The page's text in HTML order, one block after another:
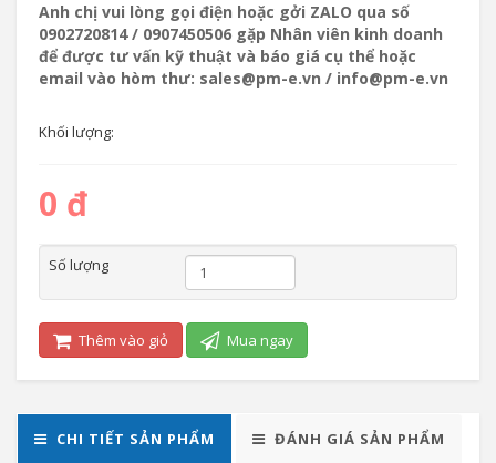
Anh chị vui lòng gọi điện hoặc gởi ZALO qua số
0902720814 / 0907450506 gặp Nhân viên kinh doanh
để được tư vấn kỹ thuật và báo giá cụ thể hoặc
email vào hòm thư: sales@pm-e.vn / info@pm-e.vn
Khối lượng:
0 đ
Số lượng
Thêm vào giỏ Mua ngay
CHI TIẾT SẢN PHẨM ĐÁNH GIÁ SẢN PHẨM